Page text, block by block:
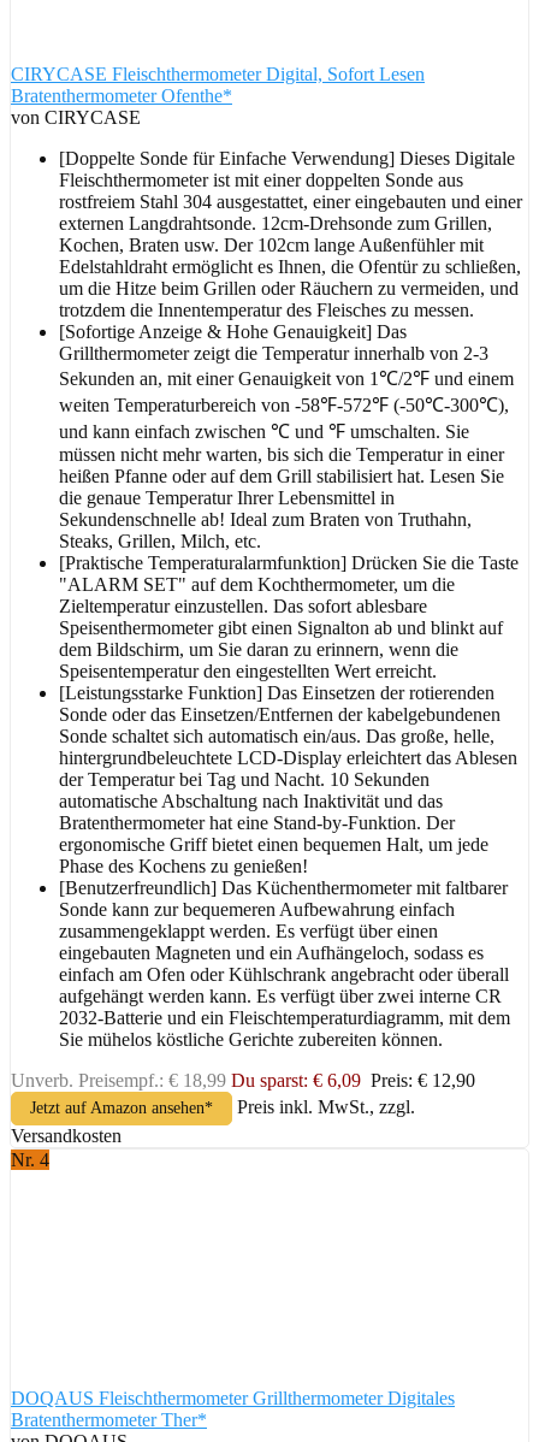
CIRYCASE Fleischthermometer Digital, Sofort Lesen
Bratenthermometer Ofenthe*
von CIRYCASE
[Doppelte Sonde für Einfache Verwendung] Dieses Digitale
Fleischthermometer ist mit einer doppelten Sonde aus
rostfreiem Stahl 304 ausgestattet, einer eingebauten und einer
externen Langdrahtsonde. 12cm-Drehsonde zum Grillen,
Kochen, Braten usw. Der 102cm lange Außenfühler mit
Edelstahldraht ermöglicht es Ihnen, die Ofentür zu schließen,
um die Hitze beim Grillen oder Räuchern zu vermeiden, und
trotzdem die Innentemperatur des Fleisches zu messen.
[Sofortige Anzeige & Hohe Genauigkeit] Das
Grillthermometer zeigt die Temperatur innerhalb von 2-3
Sekunden an, mit einer Genauigkeit von 1℃/2℉ und einem
weiten Temperaturbereich von -58℉-572℉ (-50℃-300℃),
und kann einfach zwischen ℃ und ℉ umschalten. Sie
müssen nicht mehr warten, bis sich die Temperatur in einer
heißen Pfanne oder auf dem Grill stabilisiert hat. Lesen Sie
die genaue Temperatur Ihrer Lebensmittel in
Sekundenschnelle ab! Ideal zum Braten von Truthahn,
Steaks, Grillen, Milch, etc.
[Praktische Temperaturalarmfunktion] Drücken Sie die Taste
"ALARM SET" auf dem Kochthermometer, um die
Zieltemperatur einzustellen. Das sofort ablesbare
Speisenthermometer gibt einen Signalton ab und blinkt auf
dem Bildschirm, um Sie daran zu erinnern, wenn die
Speisentemperatur den eingestellten Wert erreicht.
[Leistungsstarke Funktion] Das Einsetzen der rotierenden
Sonde oder das Einsetzen/Entfernen der kabelgebundenen
Sonde schaltet sich automatisch ein/aus. Das große, helle,
hintergrundbeleuchtete LCD-Display erleichtert das Ablesen
der Temperatur bei Tag und Nacht. 10 Sekunden
automatische Abschaltung nach Inaktivität und das
Bratenthermometer hat eine Stand-by-Funktion. Der
ergonomische Griff bietet einen bequemen Halt, um jede
Phase des Kochens zu genießen!
[Benutzerfreundlich] Das Küchenthermometer mit faltbarer
Sonde kann zur bequemeren Aufbewahrung einfach
zusammengeklappt werden. Es verfügt über einen
eingebauten Magneten und ein Aufhängeloch, sodass es
einfach am Ofen oder Kühlschrank angebracht oder überall
aufgehängt werden kann. Es verfügt über zwei interne CR
2032-Batterie und ein Fleischtemperaturdiagramm, mit dem
Sie mühelos köstliche Gerichte zubereiten können.
Unverb. Preisempf.: € 18,99 Du sparst: € 6,09 Preis: € 12,90
Jetzt auf Amazon ansehen*
Preis inkl. MwSt., zzgl.
Versandkosten
Nr. 4
DOQAUS Fleischthermometer Grillthermometer Digitales
Bratenthermometer Ther*